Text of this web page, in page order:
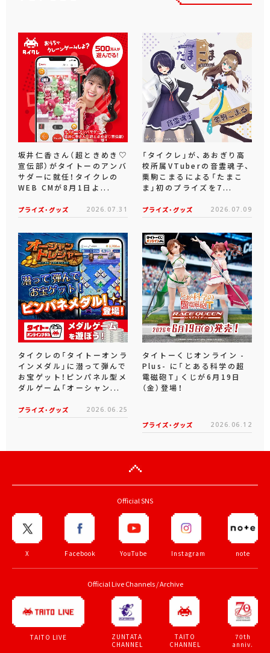
坂井仁香さん（超ときめき♡
宣伝部）がタイトーのアンバ
サダーに就任！タイクレの
WEB CMが8月1日よ...
プライズ・グッズ 2026.07.31
「タイクレ」が、あおぎり高
校所属VTuberの音霊魂子、
栗駒こまるによる「たまこ
ま」初のプライズを7...
プライズ・グッズ 2026.07.09
タイクレの「タイトーオンラ
インメダル」に潜って弾んで
お宝ゲット！ピンパネル型メ
ダルゲーム「オーシャン...
プライズ・グッズ 2026.06.25
タイトーくじオンライン -
Plus- に「とある科学の超
電磁砲T」くじが6月19日
（金）登場！
プライズ・グッズ 2026.06.12
Official SNS
X Facebook YouTube Instagram note
Official Live Channels / Archive
TAITO LIVE
ZUNTATA
CHANNEL
TAITO
CHANNEL
70th
anniv.